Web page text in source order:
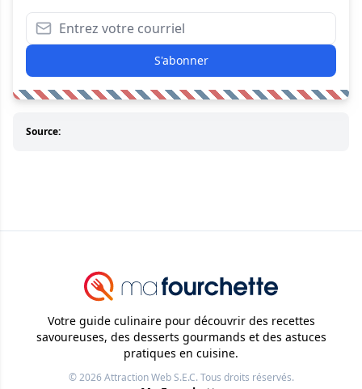
S'abonner
Source:
Votre guide culinaire pour découvrir des recettes
savoureuses, des desserts gourmands et des astuces
pratiques en cuisine.
© 2026Attraction Web S.E.C.Tous droits réservés.